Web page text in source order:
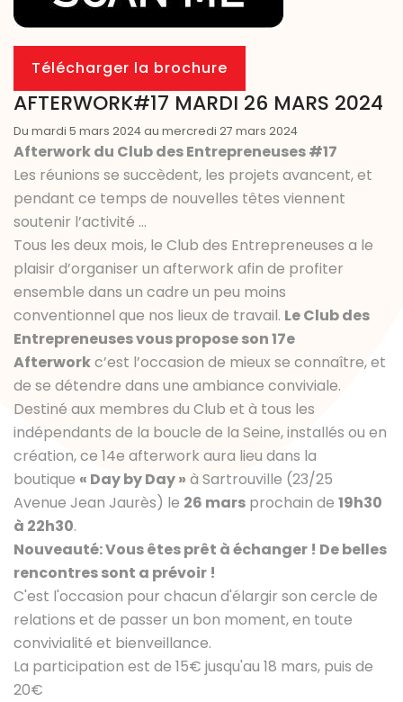
Télécharger la brochure
AFTERWORK#17 MARDI 26 MARS 2024
Du mardi 5 mars 2024 au mercredi 27 mars 2024
Afterwork du Club des Entrepreneuses #17
Les réunions se succèdent, les projets avancent, et
pendant ce temps de nouvelles têtes viennent
soutenir l’activité …
Tous les deux mois, le Club des Entrepreneuses a le
plaisir d’organiser un afterwork afin de profiter
ensemble dans un cadre un peu moins
conventionnel que nos lieux de travail. Le Club des
Entrepreneuses vous propose son 17e
Afterworkc’est l’occasion de mieux se connaître, et
de se détendre dans une ambiance conviviale.
Destiné aux membres du Club et à tous les
indépendants de la boucle de la Seine, installés ou en
création, ce 14e afterwork aura lieu dans la
boutique « Day by Day » à Sartrouville (23/25
Avenue Jean Jaurès) le 26 mars prochain de 19h30
à 22h30.
Nouveauté: Vous êtes prêt à échanger ! De belles
rencontres sont a prévoir !
C'est l'occasion pour chacun d'élargir son cercle de
relations et de passer un bon moment, en toute
convivialité et bienveillance.
La participation est de 15€ jusqu'au 18 mars, puis de
20€